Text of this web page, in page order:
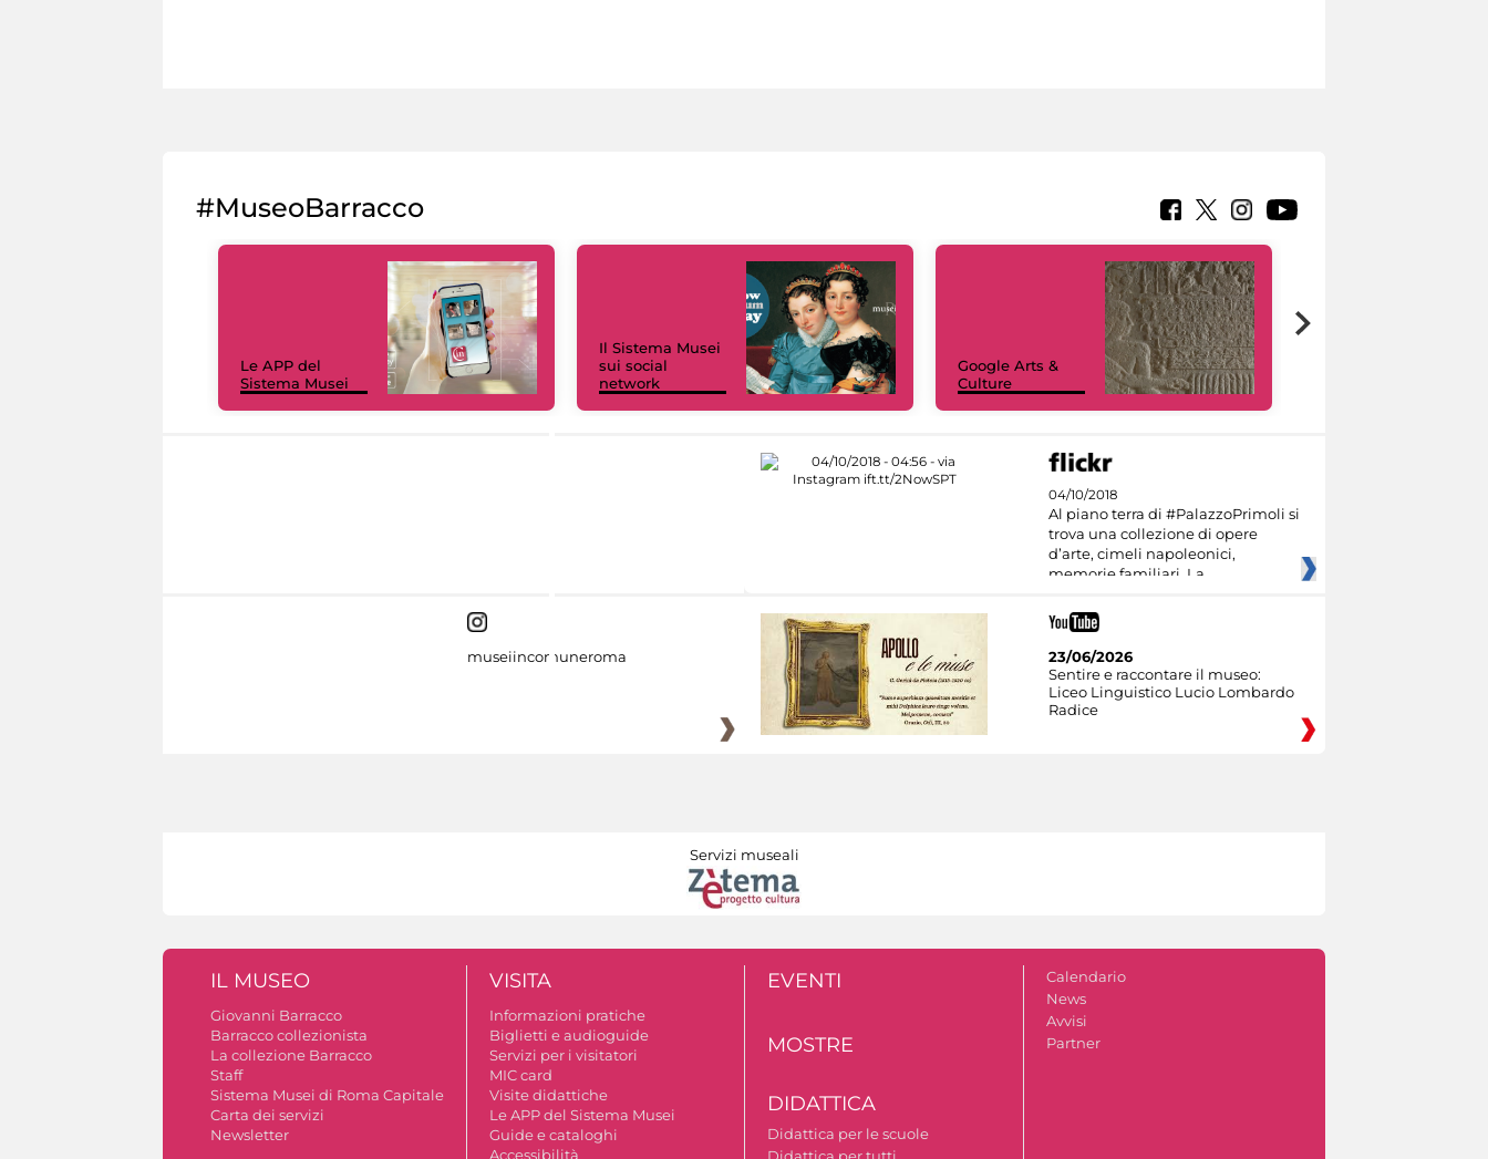
#MuseoBarracco
Le APP del
Sistema Musei
Il Sistema Musei
sui social
network
Google Arts &
Culture
04/10/2018
Al piano terra di #PalazzoPrimoli si
trova una collezione di opere
d’arte, cimeli napoleonici,
memorie familiari. La
museiincomuneroma
23/06/2026
Sentire e raccontare il museo:
Liceo Linguistico Lucio Lombardo
Radice
Servizi museali
IL MUSEO
Giovanni Barracco
Barracco collezionista
La collezione Barracco
Staff
Sistema Musei di Roma Capitale
Carta dei servizi
Newsletter
VISITA
Informazioni pratiche
Biglietti e audioguide
Servizi per i visitatori
MIC card
Visite didattiche
Le APP del Sistema Musei
Guide e cataloghi
Accessibilità
EVENTI
MOSTRE
DIDATTICA
Didattica per le scuole
Didattica per tutti
Calendario
News
Avvisi
Partner